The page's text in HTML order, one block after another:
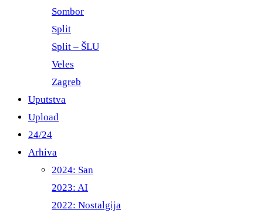
Sombor
Split
Split – ŠLU
Veles
Zagreb
Uputstva
Upload
24/24
Arhiva
2024: San
2023: AI
2022: Nostalgija